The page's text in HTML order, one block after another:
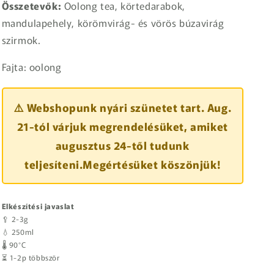
Összetevők: Oolong tea, körtedarabok,
mandulapehely, körömvirág- és vörös búzavirág
szirmok.
Fajta: oolong
⚠️ Webshopunk nyári szünetet tart. Aug.
21-tól várjuk megrendelésüket, amiket
augusztus 24-től tudunk
teljesíteni.Megértésüket köszönjük!
Elkészítési javaslat
🥄 2-3g
💧 250ml
🌡️ 90°C
⏳ 1-2p többször